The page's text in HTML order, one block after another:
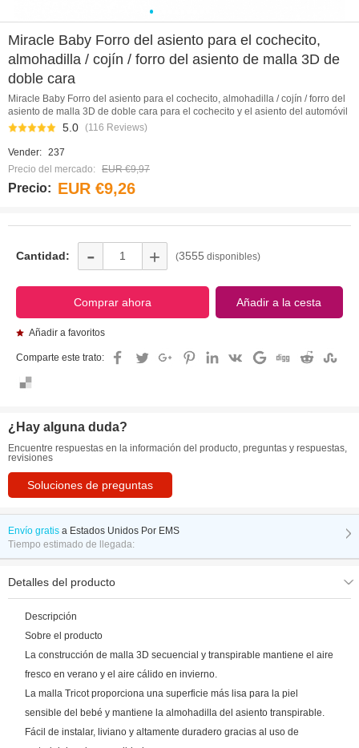
Miracle Baby Forro del asiento para el cochecito,
almohadilla / cojín / forro del asiento de malla 3D de
doble cara
Miracle Baby Forro del asiento para el cochecito, almohadilla / cojín / forro del
asiento de malla 3D de doble cara para el cochecito y el asiento del automóvil
5.0 (116 Reviews)
Vender: 237
Precio del mercado: EUR €9,97
Precio: EUR €9,26
Cantidad: - + (3555 disponibles)
Añadir a favoritos
Comparte este trato:
¿Hay alguna duda?
Encuentre respuestas en la información del producto, preguntas y respuestas,
revisiones
Soluciones de preguntas
Envío gratis a Estados Unidos Por EMS
Tiempo estimado de llegada:
Detalles del producto
Descripción
Sobre el producto
La construcción de malla 3D secuencial y transpirable mantiene el aire
fresco en verano y el aire cálido en invierno.
La malla Tricot proporciona una superficie más lisa para la piel
sensible del bebé y mantiene la almohadilla del asiento transpirable.
Fácil de instalar, liviano y altamente duradero gracias al uso de